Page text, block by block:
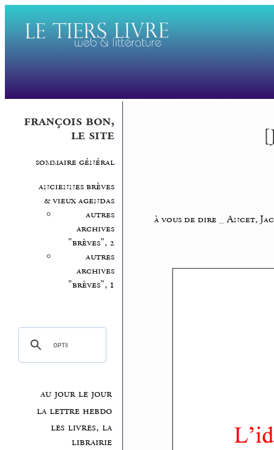
françois bon,
le site
sommaire général
anciennes brèves
& vieux agendas
autres
archives
"brèves", 2
autres
archives
"brèves", 1
au jour le jour
la lettre hebdo
les livres, la
librairie
à vous de dire_Ancet,